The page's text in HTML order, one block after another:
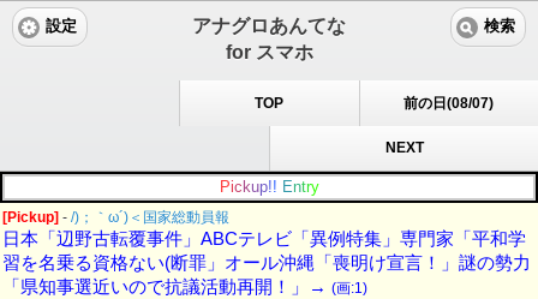
アナグロあんてな
for スマホ
設定 検索
TOP 前の日(08/07)
NEXT
Pic kup!! Entry
[Pickup] - /)；｀ω´)＜国家総動員報
日本「辺野古転覆事件」ABCテレビ「異例特集」専門家「平和学
習を名乗る資格ない(断罪」オール沖縄「喪明け宣言！」謎の勢力
「県知事選近いので抗議活動再開！」→ (画:1)